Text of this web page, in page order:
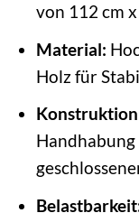
von 112 cm
Material:
Holz für